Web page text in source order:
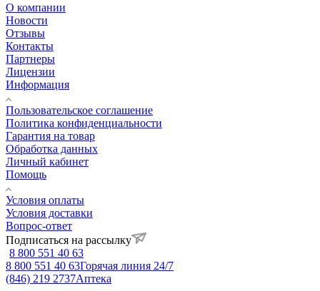
О компании
Новости
Отзывы
Контакты
Партнеры
Лицензии
Информация
Пользовательское соглашение
Политика конфиденциальности
Гарантия на товар
Обработка данных
Личный кабинет
Помощь
Условия оплаты
Условия доставки
Вопрос-ответ
Подписаться на рассылку
8 800 551 40 63
8 800 551 40 63Горячая линия 24/7
(846) 219 2737Аптека